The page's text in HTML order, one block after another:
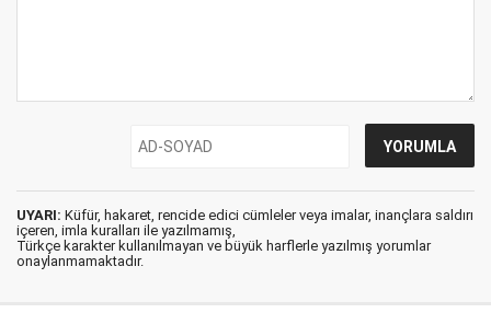
UYARI: Küfür, hakaret, rencide edici cümleler veya imalar, inançlara saldırı
içeren, imla kuralları ile yazılmamış,
Türkçe karakter kullanılmayan ve büyük harflerle yazılmış yorumlar
onaylanmamaktadır.